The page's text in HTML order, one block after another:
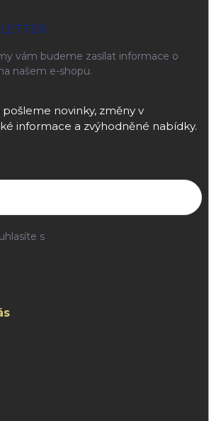
vám budeme zasílat informace o
našem e-shopu.
novinky, změny v
informace a zvýhodněné nabídky.
s